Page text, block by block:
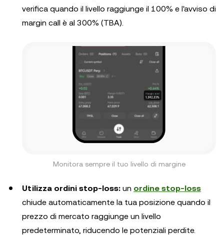
verifica quando il livello raggiunge il 100% e l'avviso di
margin call è al 300% (TBA).
Monitora sempre il tuo livello di margine
Utilizza ordini stop-loss: un ordine stop-loss
chiude automaticamente la tua posizione quando il
prezzo di mercato raggiunge un livello
predeterminato, riducendo le potenziali perdite.